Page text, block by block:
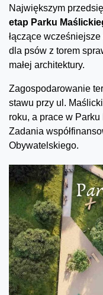
Największym
etap Parku
łączące
dla psów z torem
małej architektury.
Zagospodarowanie
stawu przy ul.
roku, a prace w
Zadania
Obywatelskiego.